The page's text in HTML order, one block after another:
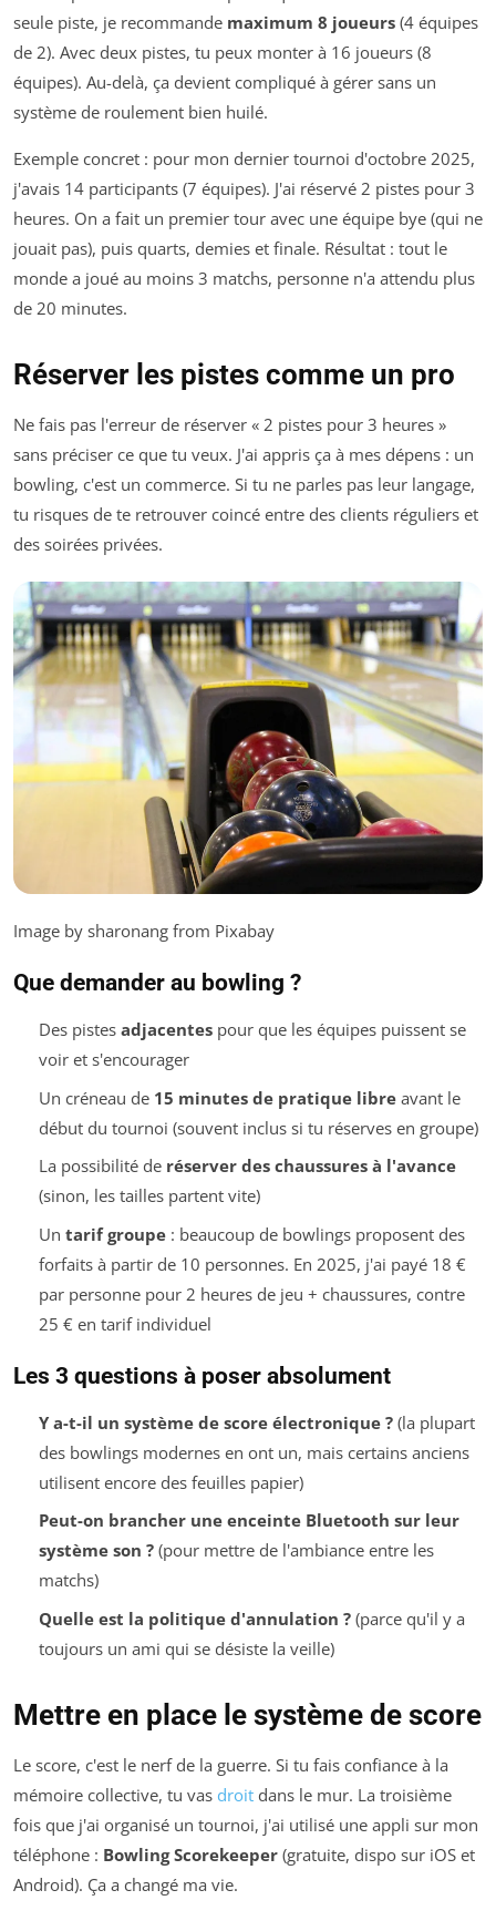
seule piste, je recommande maximum 8 joueurs (4 équipes
de 2). Avec deux pistes, tu peux monter à 16 joueurs (8
équipes). Au-delà, ça devient compliqué à gérer sans un
système de roulement bien huilé.
Exemple concret : pour mon dernier tournoi d'octobre 2025,
j'avais 14 participants (7 équipes). J'ai réservé 2 pistes pour 3
heures. On a fait un premier tour avec une équipe bye (qui ne
jouait pas), puis quarts, demies et finale. Résultat : tout le
monde a joué au moins 3 matchs, personne n'a attendu plus
de 20 minutes.
Réserver les pistes comme un pro
Ne fais pas l'erreur de réserver « 2 pistes pour 3 heures »
sans préciser ce que tu veux. J'ai appris ça à mes dépens : un
bowling, c'est un commerce. Si tu ne parles pas leur langage,
tu risques de te retrouver coincé entre des clients réguliers et
des soirées privées.
Image by sharonang from Pixabay
Que demander au bowling ?
Des pistes adjacentespour que les équipes puissent se
voir et s'encourager
Un créneau de 15 minutes de pratique libreavant le
début du tournoi (souvent inclus si tu réserves en groupe)
La possibilité de réserver des chaussures à l'avance
(sinon, les tailles partent vite)
Un tarif groupe: beaucoup de bowlings proposent des
forfaits à partir de 10 personnes. En 2025, j'ai payé 18 €
par personne pour 2 heures de jeu + chaussures, contre
25 € en tarif individuel
Les 3 questions à poser absolument
Y a-t-il un système de score électronique ?(la plupart
des bowlings modernes en ont un, mais certains anciens
utilisent encore des feuilles papier)
Peut-on brancher une enceinte Bluetooth sur leur
système son ?(pour mettre de l'ambiance entre les
matchs)
Quelle est la politique d'annulation ?(parce qu'il y a
toujours un ami qui se désiste la veille)
Mettre en place le système de score
Le score, c'est le nerf de la guerre. Si tu fais confiance à la
mémoire collective, tu vas droit dans le mur. La troisième
fois que j'ai organisé un tournoi, j'ai utilisé une appli sur mon
téléphone : Bowling Scorekeeper (gratuite, dispo sur iOS et
Android). Ça a changé ma vie.